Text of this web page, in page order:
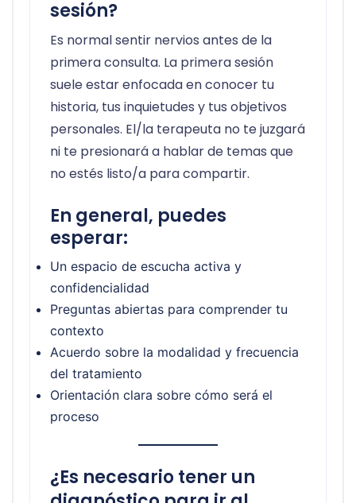
sesión?
Es normal sentir nervios antes de la
primera consulta. La primera sesión
suele estar enfocada en conocer tu
historia, tus inquietudes y tus objetivos
personales. El/la terapeuta no te juzgará
ni te presionará a hablar de temas que
no estés listo/a para compartir.
En general, puedes
esperar:
Un espacio de escucha activa y
confidencialidad
Preguntas abiertas para comprender tu
contexto
Acuerdo sobre la modalidad y frecuencia
del tratamiento
Orientación clara sobre cómo será el
proceso
¿Es necesario tener un